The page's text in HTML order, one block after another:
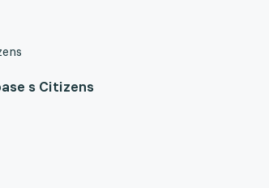
s Citizens